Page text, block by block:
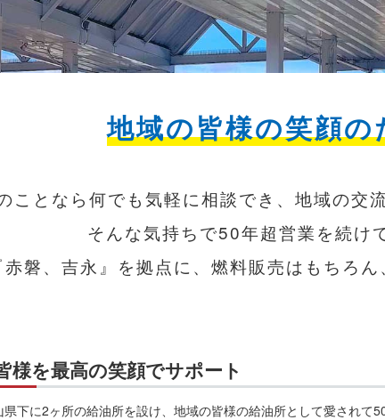
地域の皆様の笑顔の
ことなら何でも気軽に相談でき、地域の交
そんな気持ちで50年超営業を続け
磐、吉永』を拠点に、燃料販売はもちろん
様を最高の笑顔でサポート
下に2ヶ所の給油所を設け、地域の皆様の給油所として愛されて